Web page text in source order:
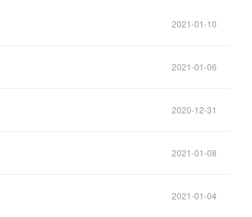
2021-01-10
2021-01-06
2020-12-31
2021-01-08
2021-01-04